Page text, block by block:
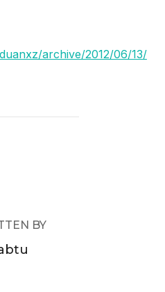
archive/2012/06/13/
BY